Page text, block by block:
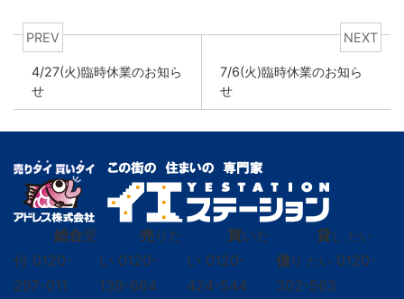
PREV
4/27(火)臨時休業のお知ら
せ
NEXT
7/6(火)臨時休業のお知ら
せ
総合受
付 0120-
297-011
売りた
い 0120-
139-664
買いた
い 0120-
424-544
貸し たい
借り たい 0120-
302-563